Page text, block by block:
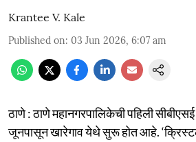
Krantee V. Kale
Published on: 03 Jun 2026, 6:07 am
ठाणे : ठाणे महानगरपालिकेची पहिली सीबीएसई
जूनपासून खारेगाव येथे सुरू होत आहे.